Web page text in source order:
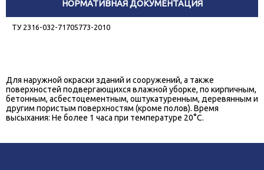
НОРМАТИВНАЯ ДОКУМЕНТАЦИЯ
ТУ 2316-032-71705773-2010
Для наружной окраски зданий и сооружений, а также
поверхностей подвергающихся влажной уборке, по кирпичным,
бетонным, асбестоцементным, оштукатуренным, деревянным и
другим пористым поверхностям (кроме полов). Время
высыхания: Не более 1 часа при температуре 20°С.